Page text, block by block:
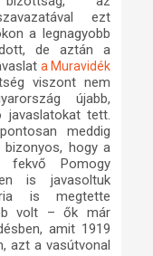
ezt
a legnagyobb
de aztán a
a Muravidék
viszont nem
újabb,
javaslatokat tett.
meddig
bizonyos, hogy a
fekvő Pomogy
is javasoltuk
is megtette
volt – ők már
amit 1919
azt a vasútvonal